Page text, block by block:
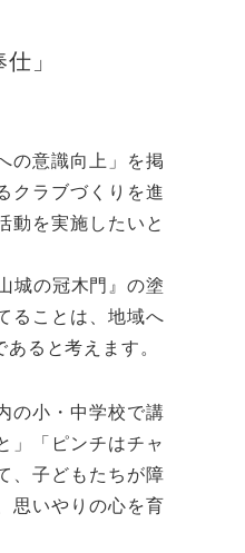
」
の意識向上」を掲
クラブづくりを進
動を実施したいと
城の冠木門』の塗
ることは、地域へ
ると考えます。
の小・中学校で講
」「ピンチはチャ
、子どもたちが障
思いやりの心を育